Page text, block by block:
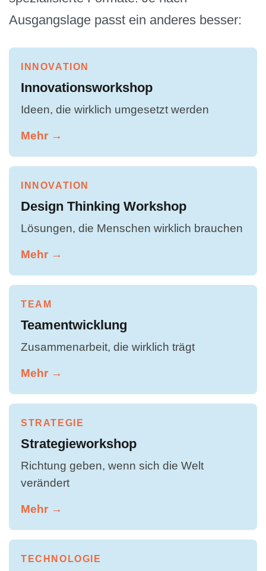
Ausgangslage passt ein anderes besser:
INNOVATION
Innovationsworkshop
Ideen, die wirklich umgesetzt werden
Mehr →
INNOVATION
Design Thinking Workshop
Lösungen, die Menschen wirklich brauchen
Mehr →
TEAM
Teamentwicklung
Zusammenarbeit, die wirklich trägt
Mehr →
STRATEGIE
Strategieworkshop
Richtung geben, wenn sich die Welt
verändert
Mehr →
TECHNOLOGIE